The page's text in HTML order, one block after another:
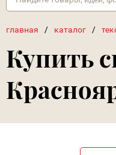
главная / каталог /
Купить